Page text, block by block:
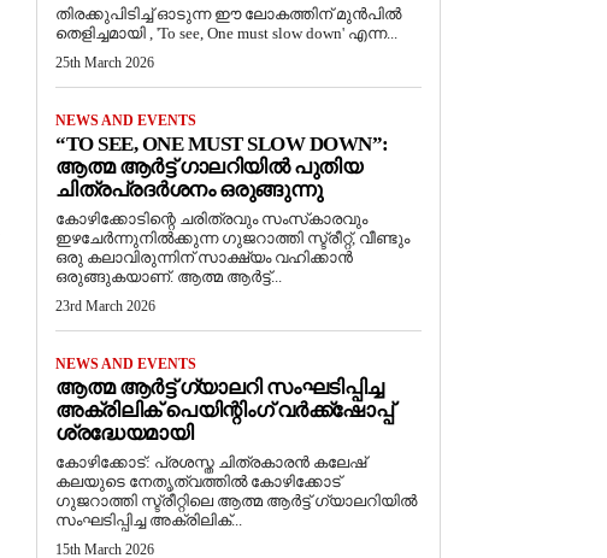
തിരക്കുപിടിച്ച് ഓടുന്ന ഈ ലോകത്തിന് മുൻപിൽ
തെളിച്ചമായി , 'To see, One must slow down' എന്ന...
25th March 2026
NEWS AND EVENTS
“TO SEE, ONE MUST SLOW DOWN”:
ആത്മ ആർട്ട് ഗാലറിയിൽ പുതിയ
ചിത്രപ്രദർശനം ഒരുങ്ങുന്നു
കോഴിക്കോടിന്റെ ചരിത്രവും സംസ്‌കാരവും
ഇഴചേർന്നുനിൽക്കുന്ന ഗുജറാത്തി സ്ട്രീറ്റ്, വീണ്ടും
ഒരു കലാവിരുന്നിന് സാക്ഷ്യം വഹിക്കാൻ
ഒരുങ്ങുകയാണ്. ആത്മ ആർട്ട്...
23rd March 2026
NEWS AND EVENTS
ആത്മ ആർട്ട് ഗ്യാലറി സംഘടിപ്പിച്ച
അക്രിലിക് പെയിന്റിംഗ് വർക്ക്‌ഷോപ്പ്
ശ്രദ്ധേയമായി
കോഴിക്കോട്: പ്രശസ്ത ചിത്രകാരൻ കലേഷ്
കലയുടെ നേതൃത്വത്തിൽ കോഴിക്കോട്
ഗുജറാത്തി സ്ട്രീറ്റിലെ ആത്മ ആർട്ട് ഗ്യാലറിയിൽ
സംഘടിപ്പിച്ച അക്രിലിക്...
15th March 2026